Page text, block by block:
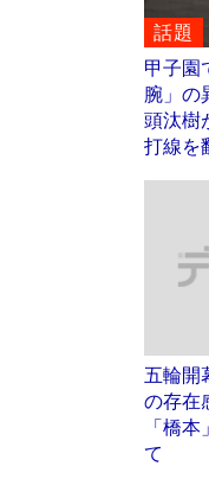
話題
甲子園
腕」
頭汰樹
打線を
五輪開
の存在
「橋
て